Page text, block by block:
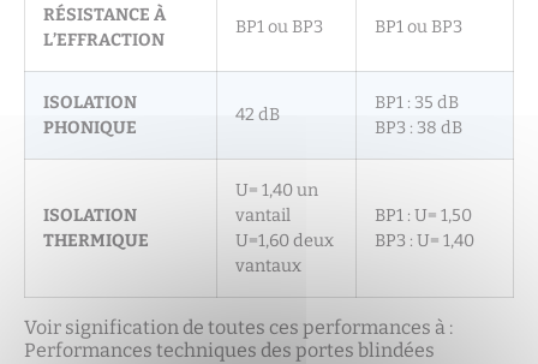
RÉSISTANCE À
L’EFFRACTION
BP1 ou BP3 BP1 ou BP3
ISOLATION
PHONIQUE
42 dB
BP1 : 35 dB
BP3 : 38 dB
ISOLATION
THERMIQUE
U= 1,40 un
vantail
U=1,60 deux
vantaux
BP1 : U= 1,50
BP3 : U= 1,40
Voir signification de toutes ces performances à :
Performances techniques des portes blindées